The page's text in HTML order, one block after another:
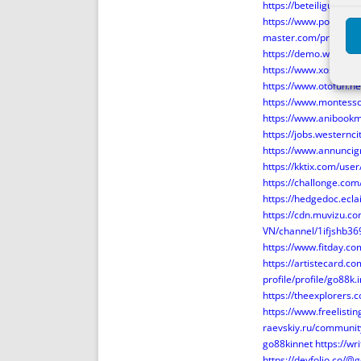
https://
https://
master.com/profil/
https://
https://
https://
https://
https://
https://
https://
https://kktix.com/
https://
https://
https://
VN/channel/
https://
https://
profile/profile/
https://
https://
raevskiy.ru/
go88kinnet https://